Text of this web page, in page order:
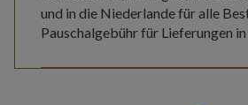
und in die Niederlande für alle
Pauschalgebühr für Lieferungen in